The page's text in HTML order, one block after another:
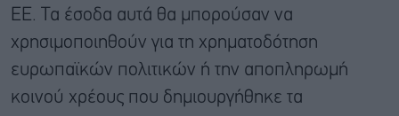
ΕΕ. Τα έσοδα αυτά θα μπορούσαν να
χρησιμοποιηθούν για τη χρηματοδότηση
ευρωπαϊκών πολιτικών ή την αποπληρωμή
κοινού χρέους που δημιουργήθηκε τα